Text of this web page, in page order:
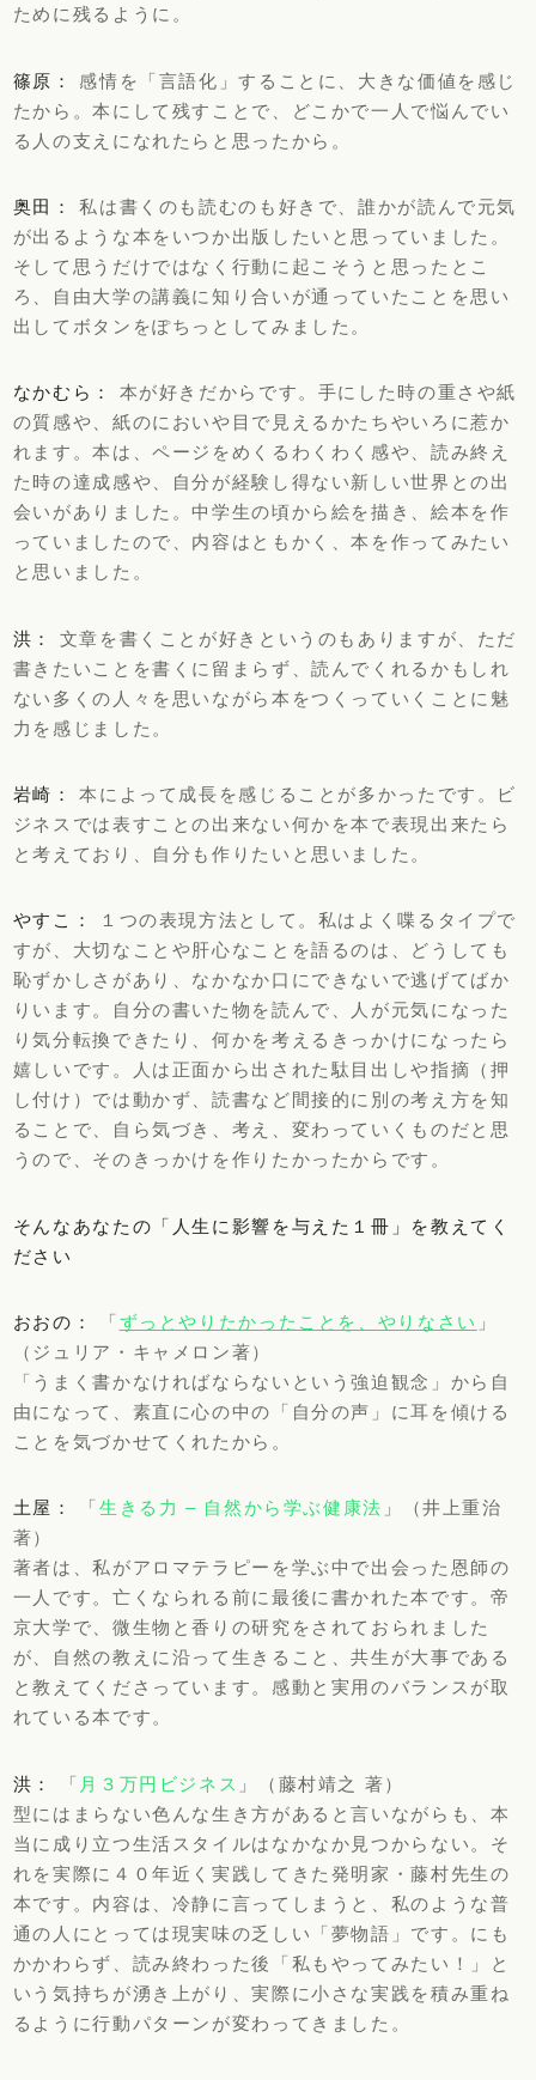
ために残るように。
篠原：
感情を「言語化」することに、大きな価値を感じ
たから。本にして残すことで、どこかで一人で悩んでい
る人の支えになれたらと思ったから。
奥田：
私は書くのも読むのも好きで、誰かが読んで元気
が出るような本をいつか出版したいと思っていました。
そして思うだけではなく行動に起こそうと思ったとこ
ろ、自由大学の講義に知り合いが通っていたことを思い
出してボタンをぽちっとしてみました。
なかむら：
本が好きだからです。手にした時の重さや紙
の質感や、紙のにおいや目で見えるかたちやいろに惹か
れます。本は、ページをめくるわくわく感や、読み終え
た時の達成感や、自分が経験し得ない新しい世界との出
会いがありました。中学生の頃から絵を描き、絵本を作
っていましたので、内容はともかく、本を作ってみたい
と思いました。
洪：
文章を書くことが好きというのもありますが、ただ
書きたいことを書くに留まらず、読んでくれるかもしれ
ない多くの人々を思いながら本をつくっていくことに魅
力を感じました。
岩崎：
本によって成長を感じることが多かったです。ビ
ジネスでは表すことの出来ない何かを本で表現出来たら
と考えており、自分も作りたいと思いました。
やすこ：
１つの表現方法として。私はよく喋るタイプで
すが、大切なことや肝心なことを語るのは、どうしても
恥ずかしさがあり、なかなか口にできないで逃げてばか
りいます。自分の書いた物を読んで、人が元気になった
り気分転換できたり、何かを考えるきっかけになったら
嬉しいです。人は正面から出された駄目出しや指摘（押
し付け）では動かず、読書など間接的に別の考え方を知
ることで、自ら気づき、考え、変わっていくものだと思
うので、そのきっかけを作りたかったからです。
そんなあなたの「人生に影響を与えた１冊」を教えてく
ださい
おおの： 「ずっとやりたかったことを、やりなさい 」
（ジュリア・キャメロン著）
「うまく書かなければならないという強迫観念」から自
由になって、素直に心の中の「自分の声」に耳を傾ける
ことを気づかせてくれたから。
土屋： 「生きる力 – 自然から学ぶ健康法 」（井上重治
著）
著者は、私がアロマテラピーを学ぶ中で出会った恩師の
一人です。亡くなられる前に最後に書かれた本です。帝
京大学で、微生物と香りの研究をされておられました
が、自然の教えに沿って生きること、共生が大事である
と教えてくださっています。感動と実用のバランスが取
れている本です。
洪： 「 月３万円ビジネス 」（藤村靖之 著）
型にはまらない色んな生き方があると言いながらも、本
当に成り立つ生活スタイルはなかなか見つからない。そ
れを実際に４０年近く実践してきた発明家・藤村先生の
本です。内容は、冷静に言ってしまうと、私のような普
通の人にとっては現実味の乏しい「夢物語」です。にも
かかわらず、読み終わった後「私もやってみたい！」と
いう気持ちが湧き上がり、実際に小さな実践を積み重ね
るように行動パターンが変わってきました。